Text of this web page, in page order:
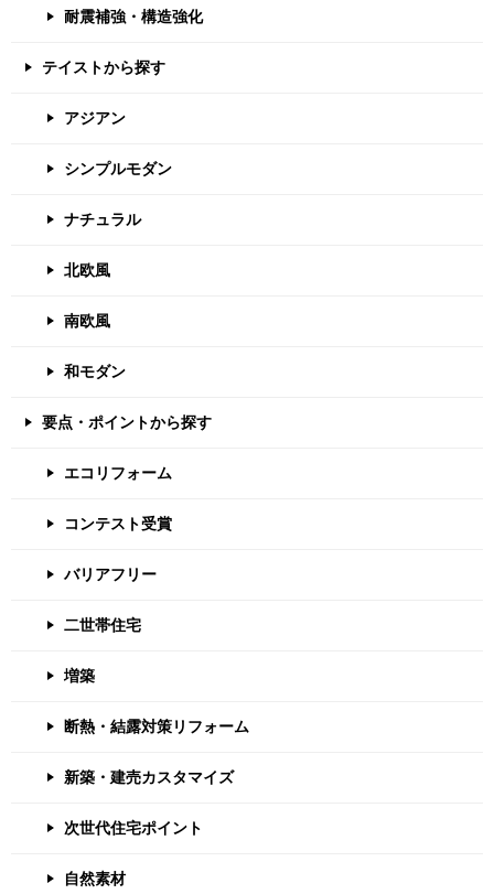
耐震補強・構造強化
テイストから探す
アジアン
シンプルモダン
ナチュラル
北欧風
南欧風
和モダン
要点・ポイントから探す
エコリフォーム
コンテスト受賞
バリアフリー
二世帯住宅
増築
断熱・結露対策リフォーム
新築・建売カスタマイズ
次世代住宅ポイント
自然素材